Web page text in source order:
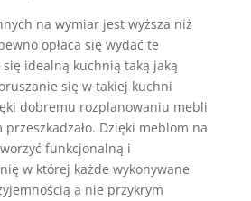
na wymiar jest wyższa niż
opłaca się wydać te
idealną kuchnią taką jaką
się w takiej kuchni
dobremu rozplanowaniu mebli
Dzięki meblom na
funkcjonalną i
w której każde wykonywane
a nie przykrym